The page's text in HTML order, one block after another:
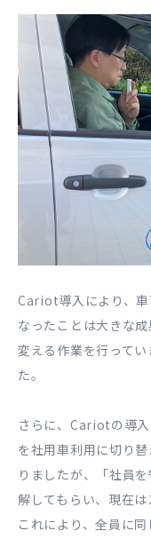
Cariot導入により、車
なったことは大きな
変える作業を行って
た。
さらに、Cariotの導
を社用車利用に切り
りましたが、「社員
解してもらい、現在は
これにより、全員に